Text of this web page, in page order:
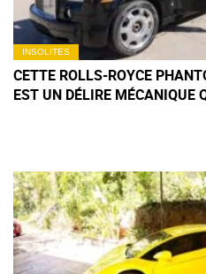
INSOLITES
CETTE ROLLS-ROYCE
EST UN DÉLIRE MÉCANIQUE